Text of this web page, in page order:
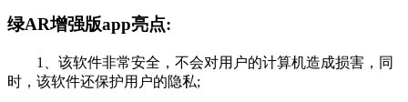
绿AR增强版app亮点:
1、该软件非常安全，不会对用户的计算机造成损害，同
时，该软件还保护用户的隐私;